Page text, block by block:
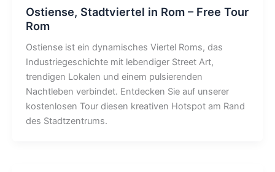
Ostiense, Stadtviertel in Rom – Free Tour
Rom
Ostiense ist ein dynamisches Viertel Roms, das
Industriegeschichte mit lebendiger Street Art,
trendigen Lokalen und einem pulsierenden
Nachtleben verbindet. Entdecken Sie auf unserer
kostenlosen Tour diesen kreativen Hotspot am Rand
des Stadtzentrums.